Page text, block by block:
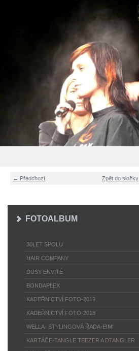
← Předchozí Zpět do složky
FOTOALBUM
30LET SPOLU
HAIR COMPANY
DUSY ENVITÉ
BONDAPLEX
KADEŘNICTVÍ FOTO-2019
KADEŘNICTVÍ FOTO-2018
WELLA- STYLINGOVÁ ŘADA-EIMI
KARTÁČE-TANGLE TEEZER A DTANGLER